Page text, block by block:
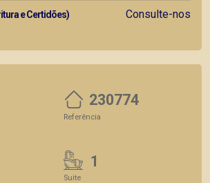
e Certidões) Consulte-nos
230774
Referência
1
Suite